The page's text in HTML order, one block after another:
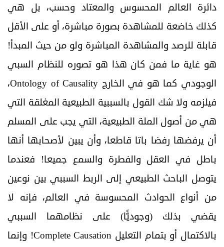
دائرة العالم المحسوس والمعتاد وحسب، بل هي
كذلك خاضعة للمشاهدة بصورة مباشرة، أو على الأقل
قابلة للرصد والمشاهدة المباشرة ولو من حيث المبدأ!
هو غاية ما فمن كان هذا هو تصوره للنظام السبي
الوجودي كما هو في الخارج Ontology of Causality،
فيلزمه ولا شك القول بالسببية الطبيعية المغلقة التي
هي من أصول الملة الطبيعية، التي يجب على المسلم
أن يرفضها رفضا باتا قاطعا، وأن يبين لأصحابها أنها
باطل في العقل والفطرة والسمع جميعا! فعندما
يتوصل الباحث الطبيعي إلى الربط السببي بين نوعين
من أنواع الحوادث المحسوسة في العالم، فإنه لا
يقضي بذلك (وجودیًّا) على نظامهما السببي
بالاكتمال أو بتمام التعليل Complete Causation! وإنما